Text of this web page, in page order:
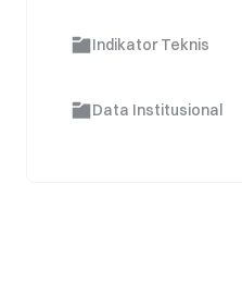
Indikator Teknis
Data Institusional